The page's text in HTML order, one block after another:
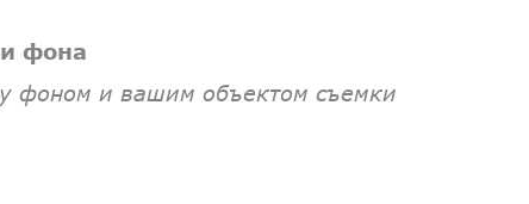
фона
фоном и вашим объектом съемки